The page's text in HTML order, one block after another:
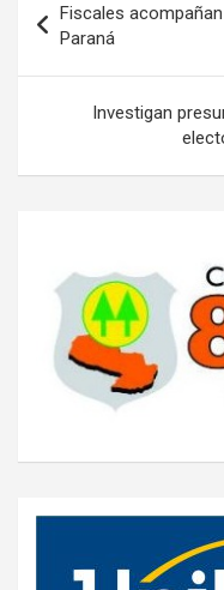
de
entradas
Fiscales
Paraná
Investigan